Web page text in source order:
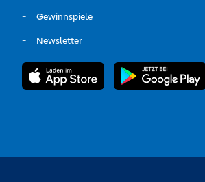
Gewinnspiele
Newsletter